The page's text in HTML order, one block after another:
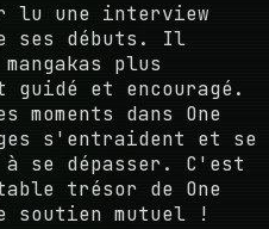
lu une interview
ses débuts. Il
plus
guidé et encouragé.
moments dans One
s'entraident et se
à se dépasser. C'est
trésor de One
mutuel !